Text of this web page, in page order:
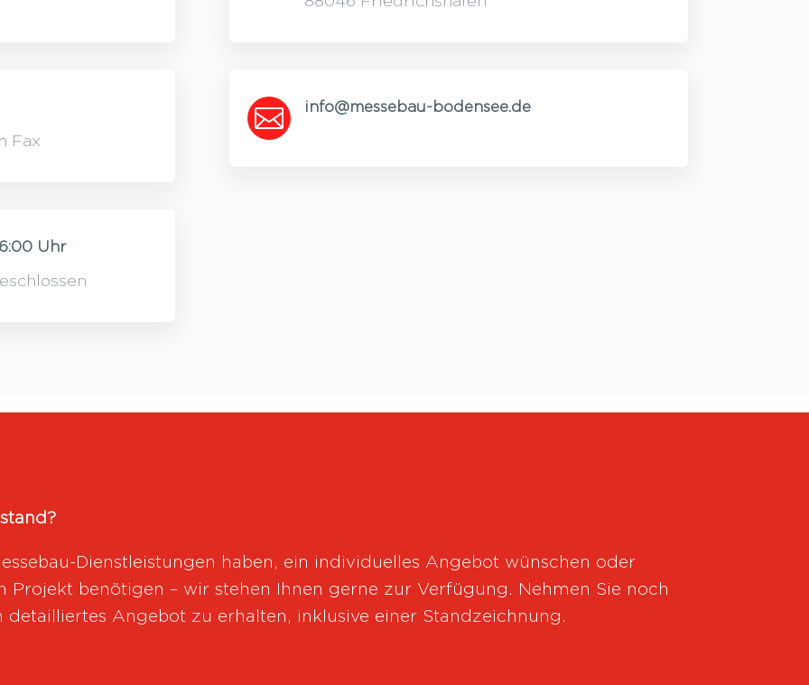
Fax
Uhr
 info@messebau-bodensee.de
Dienstleistungen haben, ein individuelles Angebot wünschen oder
Projekt benötigen – wir stehen Ihnen gerne zur Verfügung. Nehmen Sie noch
Angebot zu erhalten, inklusive einer Standzeichnung.